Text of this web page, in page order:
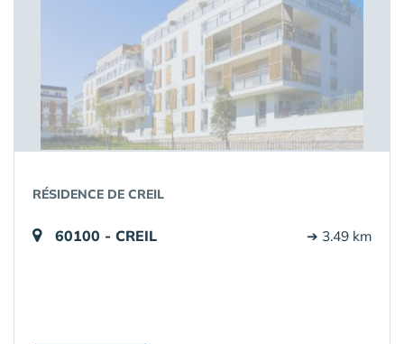
RÉSIDENCE DE CREIL
60100 - CREIL ➔ 3.49 km